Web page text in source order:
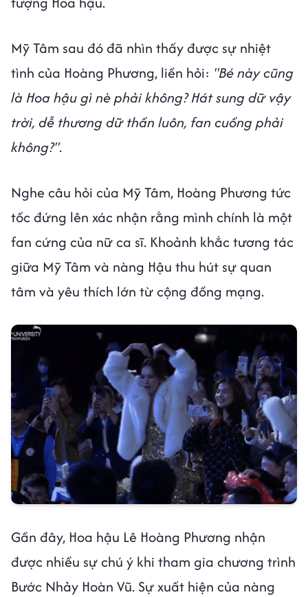
Mỹ Tâm sau đó đã nhìn thấy được sự nhiệt
tình của Hoàng Phương, liền hỏi: "Bé này cũng
là Hoa hậu gì nè phải không? Hát sung dữ vậy
trời, dễ thương dữ thần luôn, fan cuồng phải
không?".
Nghe câu hỏi của Mỹ Tâm, Hoàng Phương tức
tốc đứng lên xác nhận rằng mình chính là một
fan cứng của nữ ca sĩ. Khoảnh khắc tương tác
giữa Mỹ Tâm và nàng Hậu thu hút sự quan
tâm và yêu thích lớn từ cộng đồng mạng.
Gần đây, Hoa hậu Lê Hoàng Phương nhận
được nhiều sự chú ý khi tham gia chương trình
Bước Nhảy Hoàn Vũ. Sự xuất hiện của nàng